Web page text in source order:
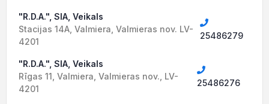
"R.D.A.", SIA, Veikals
Stacijas 14A, Valmiera, Valmieras nov. LV-
4201
25486279
"R.D.A.", SIA, Veikals
Rīgas 11, Valmiera, Valmieras nov., LV-
4201
25486276